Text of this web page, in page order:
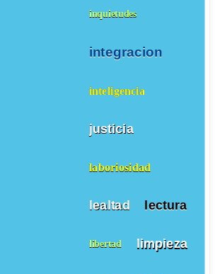
inquietudes
integracion
inteligencia
justicia
laboriosidad
lealtad lectura
libertad limpieza